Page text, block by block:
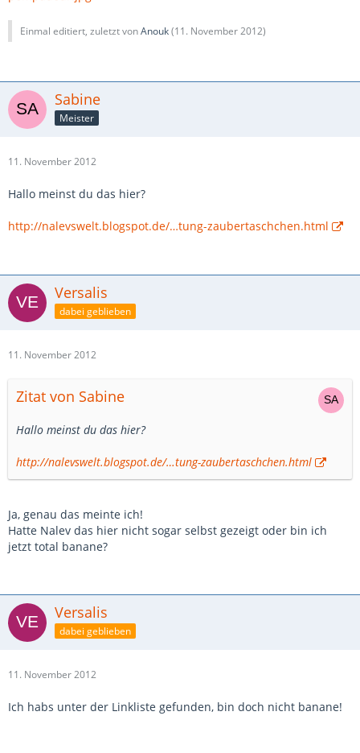
Einmal editiert, zuletzt vonAnouk(11. November 2012)
Sabine
Meister
11. November 2012
Hallo meinst du das hier?
http://nalevswelt.blogspot.de/…tung-zaubertaschchen.html
Versalis
dabei geblieben
11. November 2012
Zitat von Sabine
Hallo meinst du das hier?
http://nalevswelt.blogspot.de/…tung-zaubertaschchen.html
Ja, genau das meinte ich!
Hatte Nalev das hier nicht sogar selbst gezeigt oder bin ich
jetzt total banane?
Versalis
dabei geblieben
11. November 2012
Ich habs unter der Linkliste gefunden, bin doch nicht banane!